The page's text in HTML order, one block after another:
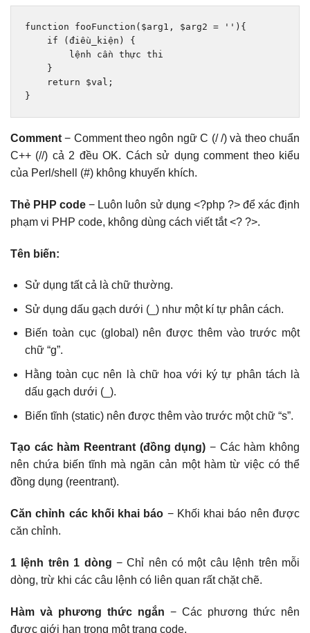
function fooFunction ( $arg1 , $arg2 = '' ){
if
(điều_kiện )
{
        l
ệnh cần thực thi
}
return $val ;
}
Comment − Comment theo ngôn ngữ C (/ /) và theo chuẩn
C++ (//) cả 2 đều OK. Cách sử dụng comment theo kiểu
của Perl/shell (#) không khuyến khích.
Thẻ PHP code − Luôn luôn sử dụng <?php ?> để xác định
phạm vi PHP code, không dùng cách viết tắt <? ?>.
Tên biến:
Sử dụng tất cả là chữ thường.
Sử dụng dấu gạch dưới (_) như một kí tự phân cách.
Biến toàn cục (global) nên được thêm vào trước một
chữ “g”.
Hằng toàn cục nên là chữ hoa với ký tự phân tách là
dấu gạch dưới (_).
Biến tĩnh (static) nên được thêm vào trước một chữ “s”.
Tạo các hàm Reentrant (đồng dụng) − Các hàm không
nên chứa biến tĩnh mà ngăn cản một hàm từ việc có thể
đồng dụng (reentrant).
Căn chỉnh các khối khai báo − Khối khai báo nên được
căn chỉnh.
1 lệnh trên 1 dòng − Chỉ nên có một câu lệnh trên mỗi
dòng, trừ khi các câu lệnh có liên quan rất chặt chẽ.
Hàm và phương thức ngắn − Các phương thức nên
được giới hạn trong một trang code.